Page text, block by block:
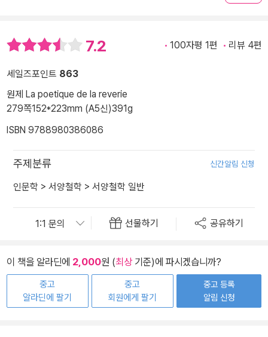
7.2 100자평 1편 리뷰 4편
세일즈포인트 863
원제 La poetique de la reverie
279쪽152*223mm (A5신)391g
ISBN 9788980386086
주제분류 신간알림 신청
인문학 > 서양철학 > 서양철학 일반
선물하기 공유하기
이 책을 알라딘에 2,000원 (최상기준)에 파시겠습니까?
중고
알라딘에 팔기
중고
회원에게 팔기
중고 등록
알림 신청